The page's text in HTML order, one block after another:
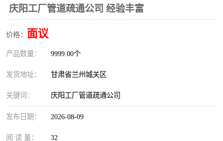
庆阳工厂管道疏通公司 经验丰富
价格： 面议
产品数量： 9999.00个
发货地址： 甘肃省兰州城关区
关键词： 庆阳工厂管道疏通公司
发布日期： 2026-08-09
阅 读 量： 32